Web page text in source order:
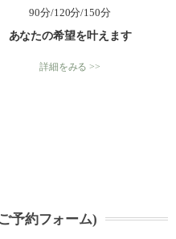
90分/120分/150分
あなたの希望を叶えます
詳細をみる >>
予約フォーム)